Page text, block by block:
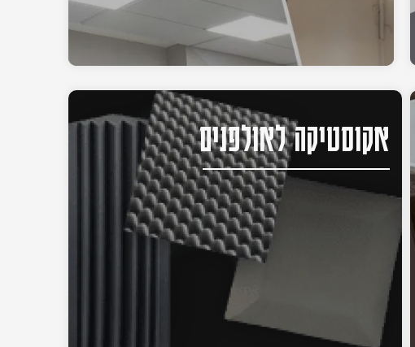
אקוסטיקה לאולפנים